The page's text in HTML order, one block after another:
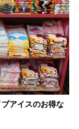
アイスのお得な